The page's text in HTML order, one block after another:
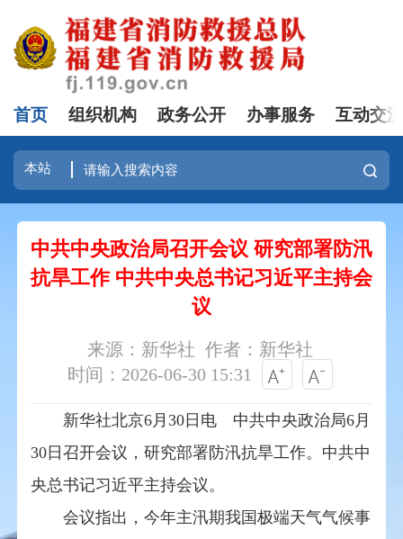
首页 组织机构 政务公开 办事服务 互动交
中共中央政治局召开会议 研究部署防汛
抗旱工作 中共中央总书记习近平主持会
议
来源：新华社 作者：新华社
时间：2026-06-30 15:31
新华社北京6月30日电 中共中央政治局6月
30日召开会议，研究部署防汛抗旱工作。中共中
央总书记习近平主持会议。
会议指出，今年主汛期我国极端天气气候事